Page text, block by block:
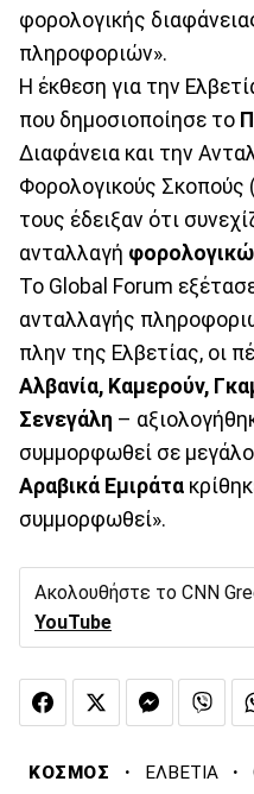
φορολογικής
πληροφοριών».
Η έκθεση για την
που δημοσιοποίησε το
Διαφάνεια και την
Φορολογικούς Σκοπούς
τους έδειξαν ότι
ανταλλαγή
Το Global Forum
ανταλλαγής
πλην της Ελβετίας, οι
Αλβανία, Καμερούν,
Σενεγάλη –
συμμορφωθεί σε
Αραβικά Εμιράτα
συμμορφωθεί».
Ακολουθήστε το CNN
YouTube
ΚΟΣΜΟΣ · ΕΛΒΕΤΙΑ ·